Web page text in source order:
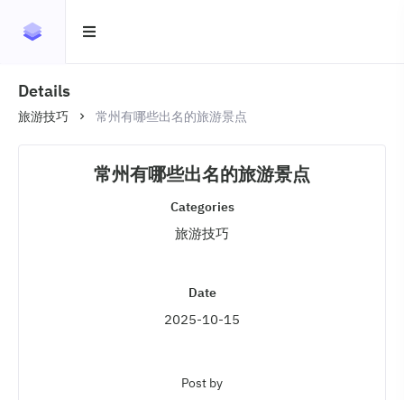
Details
旅游技巧 常州有哪些出名的旅游景点
常州有哪些出名的旅游景点
Categories
旅游技巧
Date
2025-10-15
Post by